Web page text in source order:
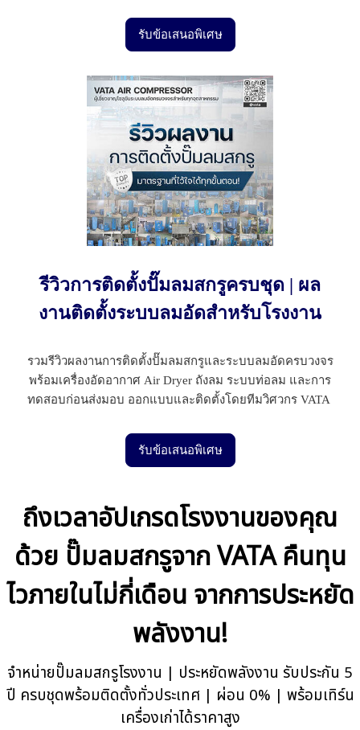
รับข้อเสนอพิเศษ
รีวิวการติดตั้งปั๊มลมสกรูครบชุด | ผล
งานติดตั้งระบบลมอัดสำหรับโรงงาน
รวมรีวิวผลงานการติดตั้งปั๊มลมสกรูและระบบลมอัดครบวงจร
พร้อมเครื่องอัดอากาศ Air Dryer ถังลม ระบบท่อลม และการ
ทดสอบก่อนส่งมอบ ออกแบบและติดตั้งโดยทีมวิศวกร VATA
รับข้อเสนอพิเศษ
ถึงเวลาอัปเกรดโรงงานของคุณ
ด้วย ปั๊มลมสกรูจาก VATA คืนทุน
ไวภายในไม่กี่เดือน จากการประหยัด
พลังงาน!
จำหน่ายปั๊มลมสกรูโรงงาน | ประหยัดพลังงาน รับประกัน 5
ปี ครบชุดพร้อมติดตั้งทั่วประเทศ | ผ่อน 0% | พร้อมเทิร์น
เครื่องเก่าได้ราคาสูง